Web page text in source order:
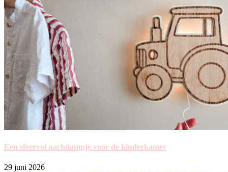
Een sfeervol nachtlampje voor de kinderkamer
29 juni 2026